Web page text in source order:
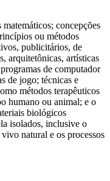
concepções
ou métodos
publicitários, de
arquitetônicas, artísticas
de computador
de jogo; técnicas e
métodos terapêuticos
humano ou animal; e o
biológicos
isolados, inclusive o
natural e os processos